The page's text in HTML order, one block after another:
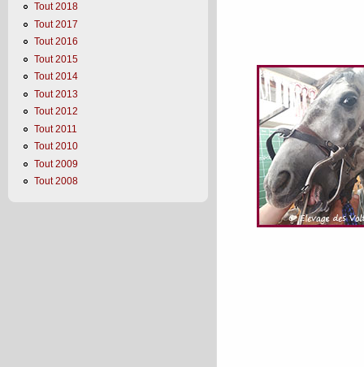
Tout 2018
Tout 2017
Tout 2016
Tout 2015
Tout 2014
Tout 2013
Tout 2012
Tout 2011
Tout 2010
Tout 2009
Tout 2008